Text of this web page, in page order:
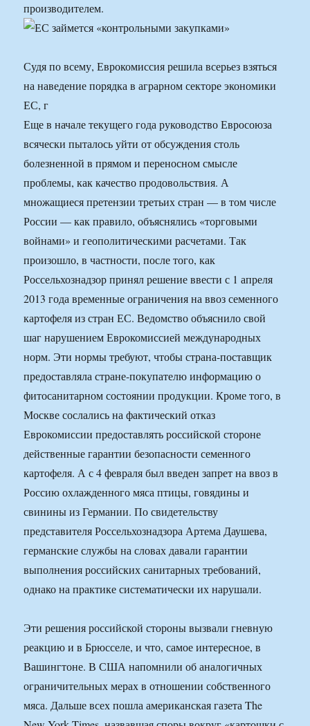
производителем.
Судя по всему, Еврокомиссия решила всерьез взяться
на наведение порядка в аграрном секторе экономики
ЕС, г
Еще в начале текущего года руководство Евросоюза
всячески пыталось уйти от обсуждения столь
болезненной в прямом и переносном смысле
проблемы, как качество продовольствия. А
множащиеся претензии третьих стран — в том числе
России — как правило, объяснялись «торговыми
войнами» и геополитическими расчетами. Так
произошло, в частности, после того, как
Россельхознадзор принял решение ввести с 1 апреля
2013 года временные ограничения на ввоз семенного
картофеля из стран ЕС. Ведомство объяснило свой
шаг нарушением Еврокомиссией международных
норм. Эти нормы требуют, чтобы страна-поставщик
предоставляла стране-покупателю информацию о
фитосанитарном состоянии продукции. Кроме того, в
Москве сослались на фактический отказ
Еврокомиссии предоставлять российской стороне
действенные гарантии безопасности семенного
картофеля. А с 4 февраля был введен запрет на ввоз в
Россию охлажденного мяса птицы, говядины и
свинины из Германии. По свидетельству
представителя Россельхознадзора Артема Даушева,
германские службы на словах давали гарантии
выполнения российских санитарных требований,
однако на практике систематически их нарушали.
Эти решения российской стороны вызвали гневную
реакцию и в Брюсселе, и что, самое интересное, в
Вашингтоне. В США напомнили об аналогичных
ограничительных мерах в отношении собственного
мяса. Дальше всех пошла американская газета The